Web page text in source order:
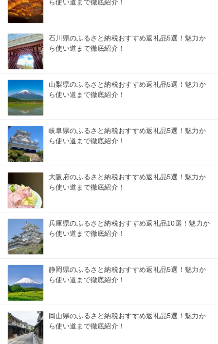
ら使い道まで徹底紹介！
石川県のふるさと納税おすすめ返礼品5選！魅力か
ら使い道まで徹底紹介！
山梨県のふるさと納税おすすめ返礼品5選！魅力か
ら使い道まで徹底紹介！
岐阜県のふるさと納税おすすめ返礼品5選！魅力か
ら使い道まで徹底紹介！
大阪府のふるさと納税おすすめ返礼品5選！魅力か
ら使い道まで徹底紹介！
兵庫県のふるさと納税おすすめ返礼品10選！魅力か
ら使い道まで徹底紹介！
静岡県のふるさと納税おすすめ返礼品5選！魅力か
ら使い道まで徹底紹介！
岡山県のふるさと納税おすすめ返礼品5選！魅力か
ら使い道まで徹底紹介！